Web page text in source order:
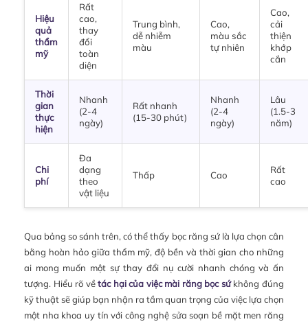
Hiệu
quả
thẩm
mỹ
Rất
cao,
thay
đổi
toàn
diện
Trung bình,
dễ nhiễm
màu
Cao,
màu sắc
tự nhiên
Cao,
cải
thiện
khớp
cắn
Thời
gian
thực
hiện
Nhanh
(2-4
ngày)
Rất nhanh
(15-30 phút)
Nhanh
(2-4
ngày)
Lâu
(1.5-3
năm)
Chi
phí
Đa
dạng
theo
vật liệu
Thấp Cao
Rất
cao
Qua bảng so sánh trên, có thể thấy bọc răng sứ là lựa chọn cân
bằng hoàn hảo giữa thẩm mỹ, độ bền và thời gian cho những
ai mong muốn một sự thay đổi nụ cười nhanh chóng và ấn
tượng. Hiểu rõ vềtác hại của việc mài răng bọc sứkhông đúng
kỹ thuật sẽ giúp bạn nhận ra tầm quan trọng của việc lựa chọn
một nha khoa uy tín với công nghệ sửa soạn bề mặt men răng